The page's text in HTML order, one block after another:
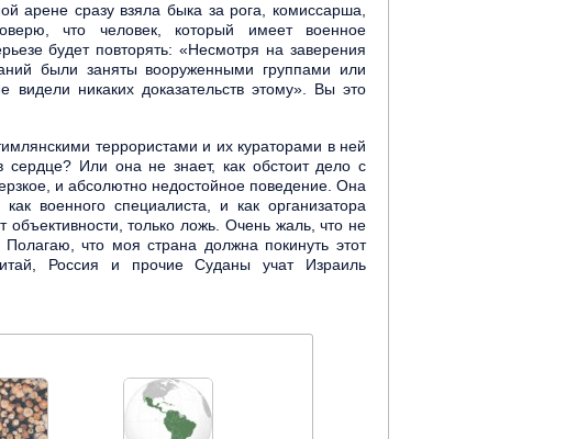
арене сразу взяла быка за рога, комиссарша,
что человек, который имеет военное
будет повторять: «Несмотря на заверения
были заняты вооруженными группами или
никаких доказательств этому». Вы это
террористами и их кураторами в ней
сердце? Или она не знает, как обстоит дело с
и абсолютно недостойное поведение. Она
военного специалиста, и как организатора
объективности, только ложь. Очень жаль, что не
что моя страна должна покинуть этот
Россия и прочие Суданы учат Израиль